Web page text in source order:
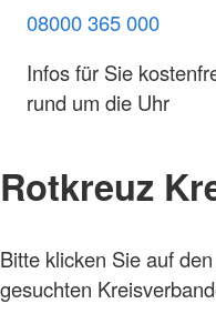
08000 365 000
Infos für Sie
rund um die Uhr
Rotkreuz
Bitte klicken Sie auf
gesuchten